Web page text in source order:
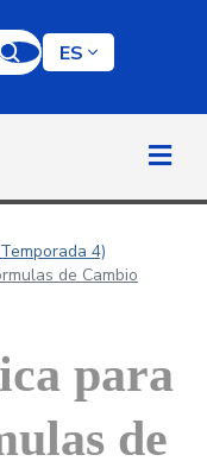
clave
ES
4)
de Cambio
para
de